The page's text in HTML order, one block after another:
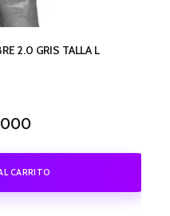
2.0 GRIS TALLA L
CARRITO